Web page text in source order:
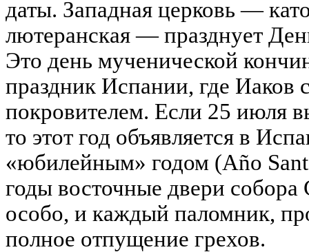
даты. Западная церковь —
лютеранская — празднует
Это день мученической
праздник Испании, где Иаков
покровителем. Если 25 июля
то этот год объявляется в
«юбилейным» годом (Año
годы восточные двери собора
особо, и каждый паломник,
полное отпущение грехов.